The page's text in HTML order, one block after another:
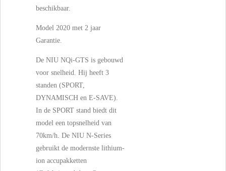
beschikbaar.
Model 2020 met 2 jaar
Garantie.
De NIU NQi-GTS is gebouwd
voor snelheid. Hij heeft 3
standen (SPORT,
DYNAMISCH en E-SAVE).
In de SPORT stand biedt dit
model een topsnelheid van
70km/h. De NIU N-Series
gebruikt de modernste lithium-
ion accupakketten